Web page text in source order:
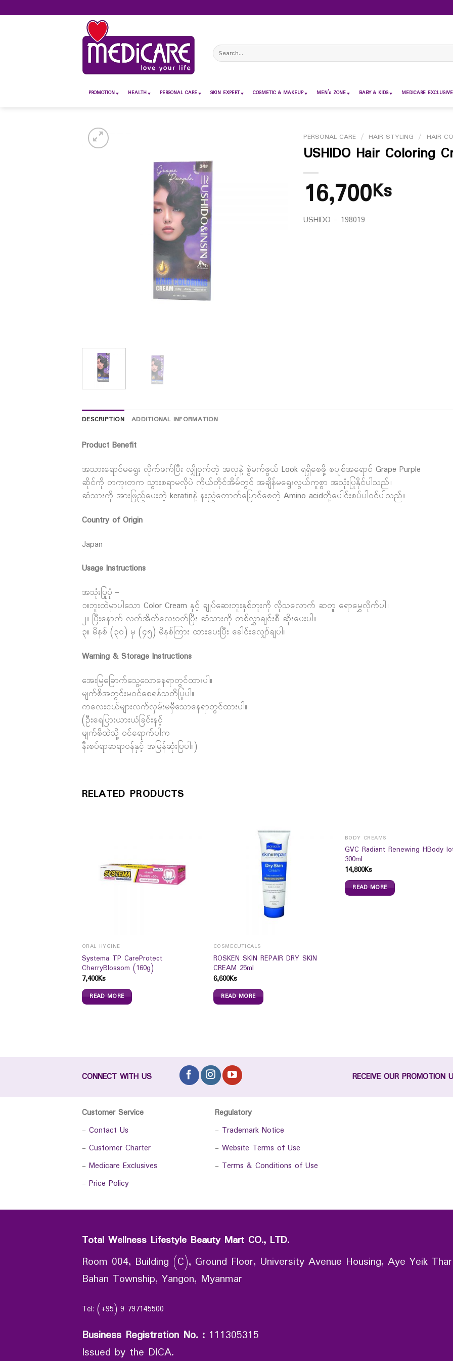
to
Search
for:
PROMOTION HEALTH PERSONAL CARE SKIN EXPERT COSMETIC & MAKEUP MEN’s ZONE BABY & KIDS MEDICARE
PERSONAL CARE / HAIR STYLING / HAIR
USHIDO Hair Coloring
16,700Ks
USHIDO – 198019
DESCRIPTION ADDITIONAL INFORMATION
Product Benefit
အသားရောင်မရွေး လိုက်ဖက်ပြီး လျှိုဝှက်တဲ့ အလှနဲ့ စွဲမက်ဖွယ် Look ရရှိစေဖို့ စပျစ်အရောင် Grape Purple
ဆိုင်ကို တကူးတက သွားစရာမလိုပဲ ကိုယ်တိုင်အိမ်တွင် အချိန်မရွေးလွယ်ကူစွာ အသုံးပြုနိုင်ပါသည်။
ဆံသားကို အားဖြည့်ပေးတဲ့ keratinနဲ့ နးညံ့တောက်ပြောင်စေတဲ့ Amino acidတို့ပေါင်းစပ်ပါဝင်ပါသည်။
Country of Origin
Japan
Usage Instructions
အသုံးပြုပုံ –
၁။ဘူးထဲမှာပါသော Color Cream နှင့် ချုပ်ဆေးဘူးနှစ်ဘူးကို လိုသလောက် ဆတူ ရောမွှေလိုက်ပါ။
၂။ ပြီးနောက် လက်အိတ်လေးဝတ်ပြီး ဆံသားကို တစ်လွှာချင်းစီ ဆိုးပေးပါ။
၃။ မိနစ် (၃၀) မှ (၄၅) မိနစ်ကြား ထားပေးပြီး ခေါင်းလျှော်ချပါ။
Warning & Storage Instructions
အေးမြခြောက်သွေ့သောနေရာတွင်ထားပါ။
မျက်စိအတွင်းမဝင်စေရန်သတိပြုပါ။
ကလေးငယ်များလက်လှမ်းမမှီသောနေရာတွင်ထားပါ။
(ဦးရေပြားယားယံခြင်းနင့်
မျက်စိထဲသို့ ဝင်ရောက်ပါက
နီးစပ်ရာဆရာဝန်နှင့် အမြန်ဆုံးပြပါ။)
RELATED PRODUCTS
ORAL HYGINE
Systema TP CareProtect
CherryBlossom (160g)
7,400Ks
READ MORE
COSMECUTICALS
ROSKEN SKIN REPAIR DRY SKIN
CREAM 25ml
6,600Ks
READ MORE
BODY CREAMS
GVC Radiant Renewing HBody
300ml
14,800Ks
READ MORE
CONNECT WITH US RECEIVE OUR PROMOTION
Customer Service
- Contact Us
- Customer Charter
- Medicare Exclusives
- Price Policy
Regulatory
- Trademark Notice
- Website Terms of Use
- Terms & Conditions of Use
Total Wellness Lifestyle Beauty Mart CO., LTD.
Room 004, Building (C), Ground Floor, University Avenue Housing, Aye Yeik
Bahan Township, Yangon, Myanmar
Tel: (+95) 9 797145500
Business Registration No. : 111305315
Issued by the DICA.